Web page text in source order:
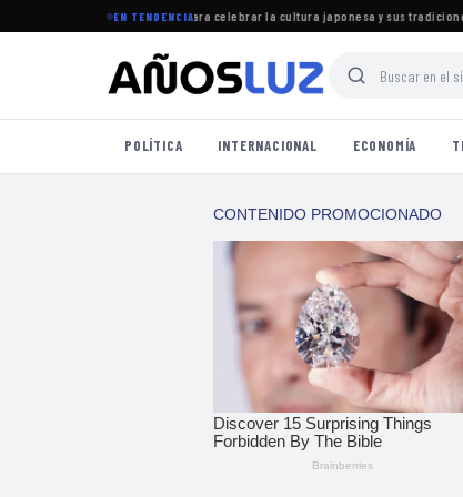
EN TENDENCIA
a miles en Corrientes para celebrar la cultura japonesa y sus tradiciones·
POLÍTICA INTERNACIONAL ECONOMÍA